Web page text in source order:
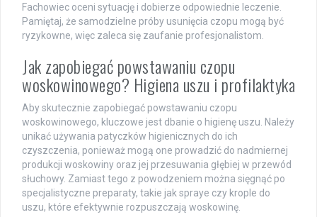
Fachowiec oceni sytuację i dobierze odpowiednie leczenie.
Pamiętaj, że samodzielne próby usunięcia czopu mogą być
ryzykowne, więc zaleca się zaufanie profesjonalistom.
Jak zapobiegać powstawaniu czopu
woskowinowego? Higiena uszu i profilaktyka
Aby skutecznie zapobiegać powstawaniu czopu
woskowinowego, kluczowe jest dbanie o higienę uszu. Należy
unikać używania patyczków higienicznych do ich
czyszczenia, ponieważ mogą one prowadzić do nadmiernej
produkcji woskowiny oraz jej przesuwania głębiej w przewód
słuchowy. Zamiast tego z powodzeniem można sięgnąć po
specjalistyczne preparaty, takie jak spraye czy krople do
uszu, które efektywnie rozpuszczają woskowinę.